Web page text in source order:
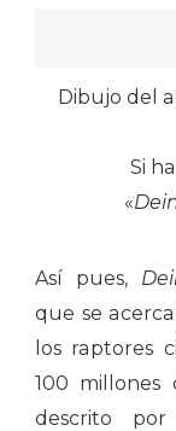
Dibujo del
Si
«
Así pues,
que se
los raptores
100
descrito